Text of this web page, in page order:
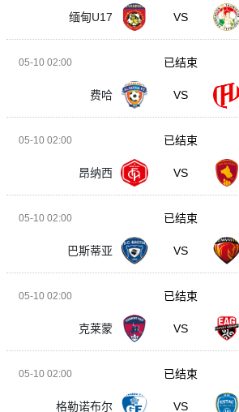
缅甸U17 VS
05-10 02:00
费哈 VS
已结束
05-10 02:00
昂纳西 VS
已结束
05-10 02:00
巴斯蒂亚 VS
已结束
05-10 02:00
克莱蒙 VS
已结束
05-10 02:00
格勒诺布尔 VS
已结束